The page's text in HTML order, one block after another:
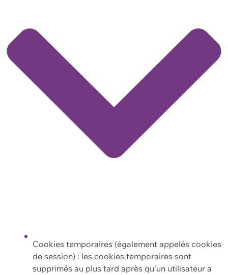
Cookies temporaires (également appelés cookies
de session) : les cookies temporaires sont
supprimés au plus tard après qu'un utilisateur a